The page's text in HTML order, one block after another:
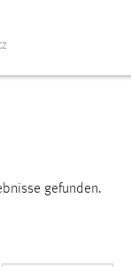
gefunden.
Funktion der